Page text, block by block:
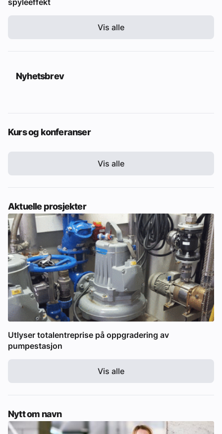
spyleeffekt
Vis alle
Nyhetsbrev
Kurs og konferanser
Vis alle
Aktuelle prosjekter
Utlyser totalentreprise på oppgradering av
pumpestasjon
Vis alle
Nytt om navn